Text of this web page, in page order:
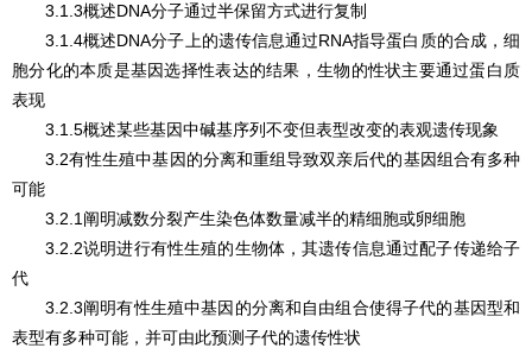
3.1.3概述DNA分子通过半保留方式进行复制
3.1.4概述DNA分子上的遗传信息通过RNA指导蛋白质的合成，细
胞分化的本质是基因选择性表达的结果，生物的性状主要通过蛋白质
表现
3.1.5概述某些基因中碱基序列不变但表型改变的表观遗传现象
3.2有性生殖中基因的分离和重组导致双亲后代的基因组合有多种
可能
3.2.1阐明减数分裂产生染色体数量减半的精细胞或卵细胞
3.2.2说明进行有性生殖的生物体，其遗传信息通过配子传递给子
代
3.2.3阐明有性生殖中基因的分离和自由组合使得子代的基因型和
表型有多种可能，并可由此预测子代的遗传性状